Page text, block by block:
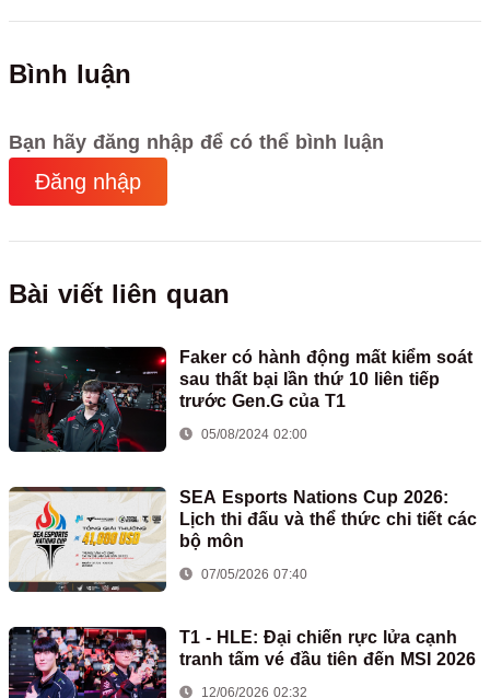
Bình luận
Bạn hãy đăng nhập để có thể bình luận
Đăng nhập
Bài viết liên quan
Faker có hành động mất kiểm soát
sau thất bại lần thứ 10 liên tiếp
trước Gen.G của T1
05/08/2024 02:00
SEA Esports Nations Cup 2026:
Lịch thi đấu và thể thức chi tiết các
bộ môn
07/05/2026 07:40
T1 - HLE: Đại chiến rực lửa cạnh
tranh tấm vé đầu tiên đến MSI 2026
12/06/2026 02:32